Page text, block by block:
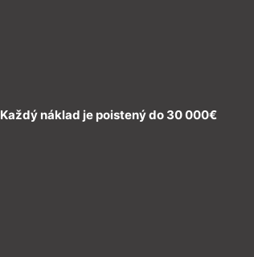
Každý náklad je poistený do 30 000€